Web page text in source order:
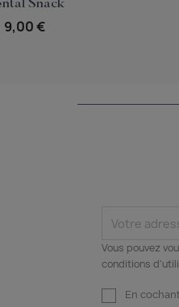
Snack
9,00 €
Vous pouvez
conditions
En